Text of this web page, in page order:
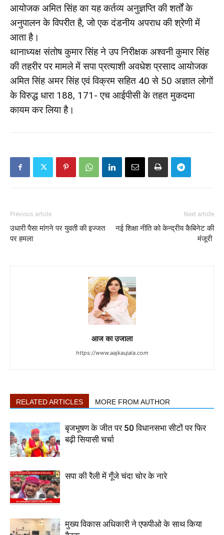
आयोजक अमित सिंह का यह कर्तव्य अनुज्ञप्ति की शर्तों के
अनुपालन के विपरीत है, जो एक दंडनीय अपराध की श्रेणी में
आता है।
थानाध्यक्ष संतोष कुमार सिंह ने उप निरीक्षक अश्वनी कुमार सिंह
की तहरीर पर मामले में सपा प्रत्याशी अवधेश प्रसाद आयोजक
अमित सिंह अमर सिंह एवं विक्रम सहित 40 से 50 अज्ञात लोगों
के विरुद्ध धारा 188, 171- एच आईपीसी के तहत मुकदमा
कायम कर लिया है।
Previous article
उधारी पैसा मांगने पर युवती की इज्जत
पर हमला
Next article
नई शिक्षा नीति को केन्द्रीय कैबिनेट की
मंजूरी
आज का उजाला
https://www.aajkaujala.com
RELATED ARTICLES MORE FROM AUTHOR
बृजभूषण के जीत पर 50 विधानसभा सीटों पर फिर
बढ़ी सियासी चर्चा
सपा की रैली में गूँजे चंदा चोर के नारे
मुख्य विकास अधिकारी ने एफपीओ के साथ किया